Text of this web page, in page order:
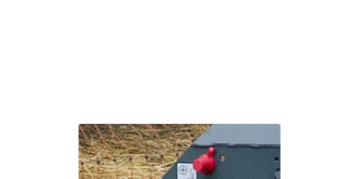
Belter, hjul og ruller